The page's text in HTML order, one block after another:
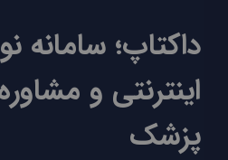
داکتاپ؛ سامانه
اینترنتی و
پزشک